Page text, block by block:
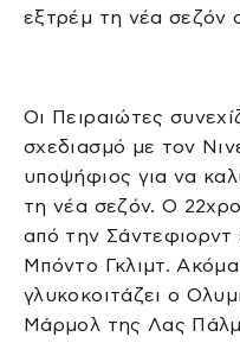
εξτρέμ τη νέα σεζόν
Οι Πειραιώτες
σχεδιασμό με τον
υποψήφιος για να
τη νέα σεζόν. Ο
από την Σάντεφιορντ
Μπόντο Γκλιμτ.
γλυκοκοιτάζει ο
Μάρμολ της Λας